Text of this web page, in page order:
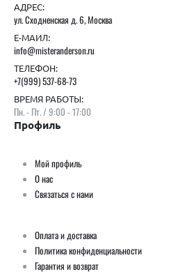
АДРЕС:
ул. Сходненская д. 6, Москва
Е-МАИЛ:
info@misteranderson.ru
ТЕЛЕФОН:
+7(999) 537-68-73
ВРЕМЯ РАБОТЫ:
Пн. - Пт. / 9:00 - 17:00
Профиль
Мой профиль
О нас
Связаться с нами
Оплата и доставка
Политика конфиденциальности
Гарантия и возврат